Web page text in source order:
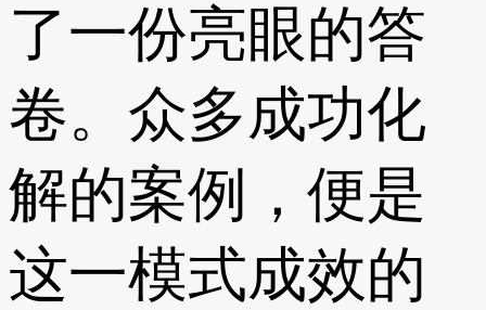
了一份亮眼的答
卷。众多成功化
解的案例，便是
这一模式成效的